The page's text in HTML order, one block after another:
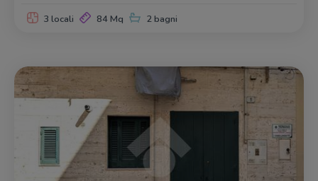
3 locali 84 Mq 2 bagni